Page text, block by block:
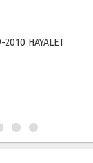
HAYALET